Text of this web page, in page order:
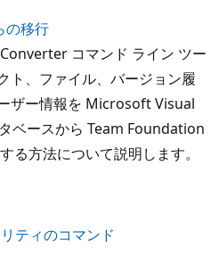
の移行
コマンド ライン ツー
ト、ファイル、バージョン履
ザー情報を Microsoft Visual
ベースから Team Foundation
る方法について説明します。
ティのコマンド